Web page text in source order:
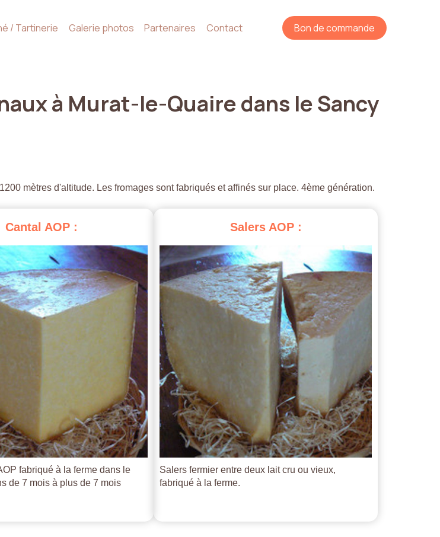
/ Tartinerie Galerie photos Partenaires Contact Bon de commande
à Murat-le-Quairedans leSancy
mètres d'altitude. Les fromages sont fabriqués et affinés sur place. 4ème génération.
Cantal AOP :
fabriqué à la ferme dans le
de 7 mois à plus de 7 mois
Salers AOP :
Salers fermier entre deux lait cru ou vieux,
fabriqué à la ferme.